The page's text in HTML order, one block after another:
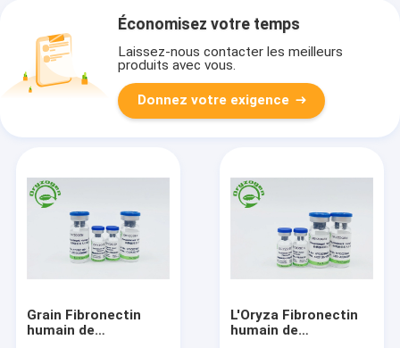
Économisez votre temps
Laissez-nous contacter les meilleurs
produits avec vous.
Donnez votre exigence
Grain Fibronectin
humain de
L'Oryza Fibronectin
humain de